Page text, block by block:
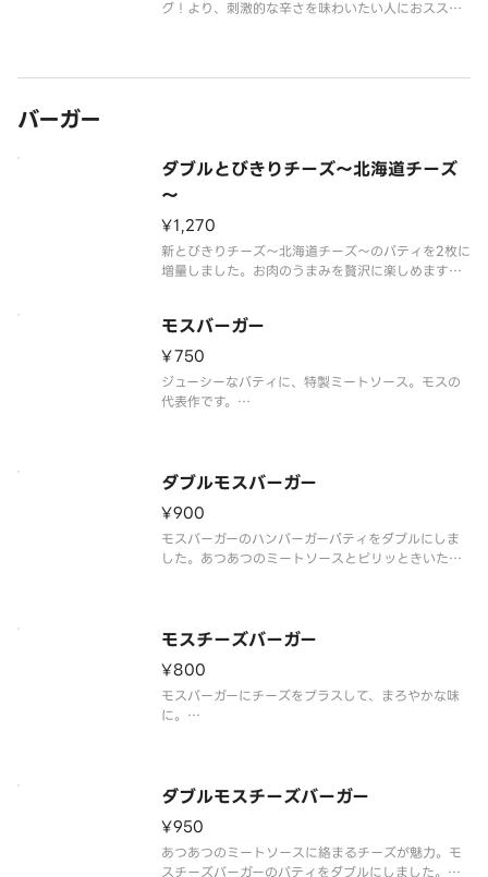
グ！より、刺激的な辛さを味わいたい人におススメ
バーガー
ダブルとびきりチーズ～北海道チーズ
～
¥1,270
新とびきりチーズ～北海道チーズ～のパティを2枚に
増量しました。お肉のうまみを贅沢に楽しめます。
チーズは95％です。
※チーズは工場で加熱加工をしています。
※一部店舗
モスバーガー
¥750
ジューシーなパティに、特製ミートソース。モスの
代表作です。
なる場合があります。
ダブルモスバーガー
¥900
モスバーガーのハンバーガーパティをダブルにしま
した。あつあつのミートソースとピリッときいた玉
の増減量・不使用等のご要望には
モスチーズバーガー
¥800
モスバーガーにチーズをプラスして、まろやかな味
に。
なる場合があります。
ダブルモスチーズバーガー
¥950
あつあつのミートソースに絡まるチーズが魅力。モ
スチーズバーガーのパティをダブルにしました。※